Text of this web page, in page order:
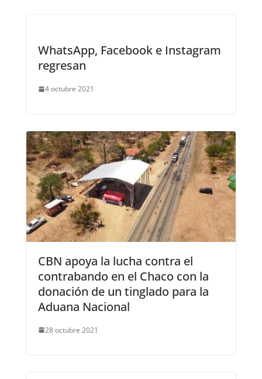
WhatsApp, Facebook e Instagram
regresan
4 octubre 2021
CBN apoya la lucha contra el
contrabando en el Chaco con la
donación de un tinglado para la
Aduana Nacional
28 octubre 2021